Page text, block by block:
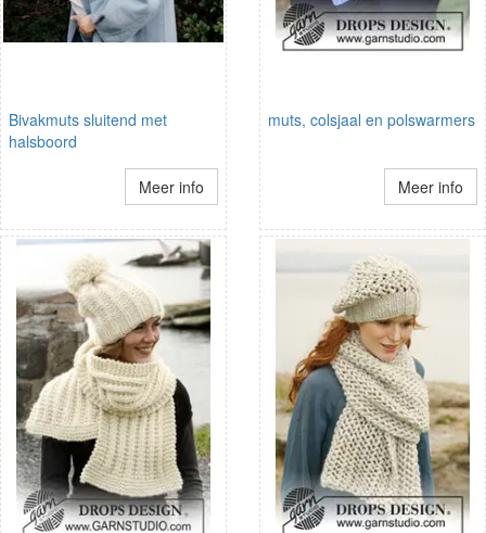
Bivakmuts sluitend met
halsboord
Meer info
muts, colsjaal en polswarmers
Meer info